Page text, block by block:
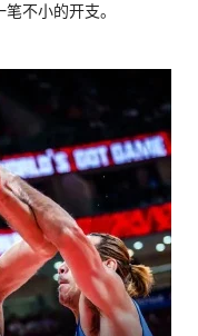
不小的开支。